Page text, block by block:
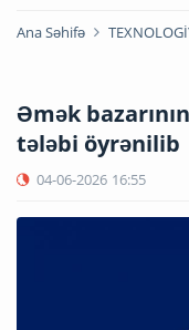
Ana Səhifə
Əmək
tələbi öyrənilib
04-06-2026 16:55